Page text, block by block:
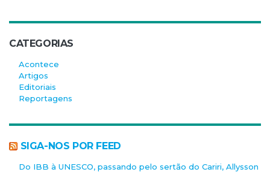
CATEGORIAS
Acontece
Artigos
Editoriais
Reportagens
SIGA-NOS POR FEED
Do IBB à UNESCO, passando pelo sertão do Cariri, Allysson